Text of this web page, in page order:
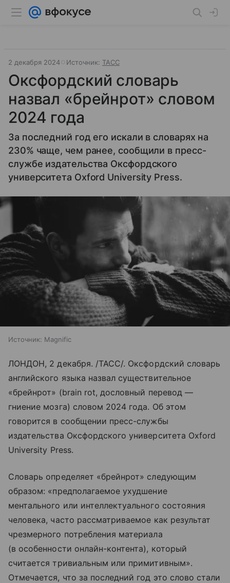
2 декабря 2024 Источник: ТАСС
Оксфордский словарь
назвал «брейнрот» словом
2024 года
За последний год его искали в словарях на
230% чаще, чем ранее, сообщили в пресс-
службе издательства Оксфордского
университета Oxford University Press.
Источник: Magnific
ЛОНДОН, 2 декабря. /ТАСС/. Оксфордский словарь
английского языка назвал существительное
«брейнрот» (brain rot, дословный перевод —
гниение мозга) словом 2024 года. Об этом
говорится в сообщении пресс-службы
издательства Оксфордского университета Oxford
University Press.
Словарь определяет «брейнрот» следующим
образом: «предполагаемое ухудшение
ментального или интеллектуального состояния
человека, часто рассматриваемое как результат
чрезмерного потребления материала
(в особенности онлайн-контента), который
считается тривиальным или примитивным».
Отмечается, что за последний год это слово стали